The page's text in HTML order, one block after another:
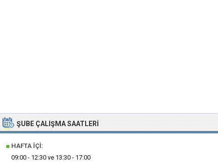
ŞUBE ÇALIŞMA SAATLERI
■ HAFTA İÇI:
09:00 - 12:30 ve 13:30 - 17:00